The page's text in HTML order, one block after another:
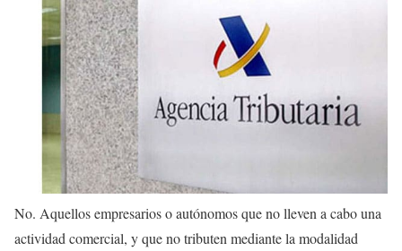
No. Aquellos empresarios o autónomos que no lleven a cabo una
actividad comercial, y que no tributen mediante la modalidad